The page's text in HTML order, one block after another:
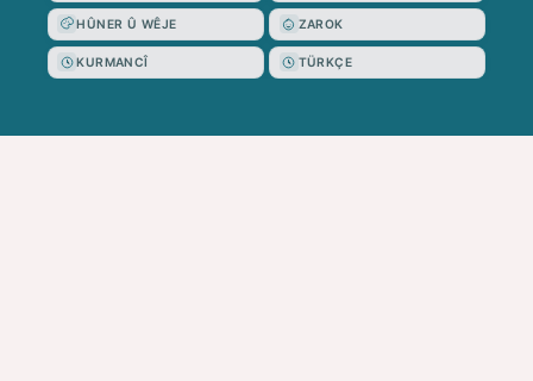
HÛNER Û WÊJE ZAROK
KURMANCÎ TÜRKÇE